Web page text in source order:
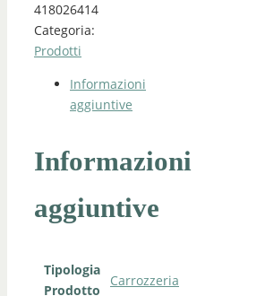
418026414
Categoria:
Prodotti
Informazioni
aggiuntive
Informazioni
aggiuntive
Tipologia
Prodotto
Carrozzeria